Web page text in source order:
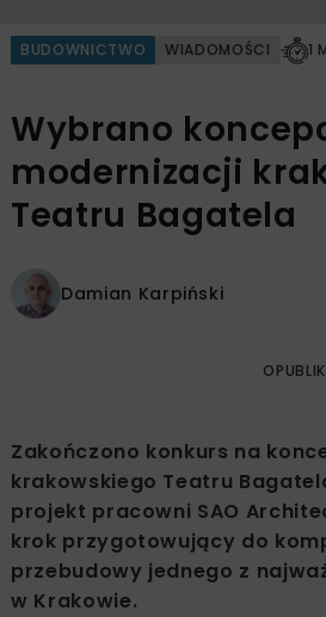
BUDOWNICTWO WIADOMOŚCI 1
Wybrano
modernizacji
Teatru Bagatela
Damian Karpiński
Zakończono konkurs na
krakowskiego Teatru
projekt pracowni SAO
krok przygotowujący do
przebudowy jednego z
w Krakowie.